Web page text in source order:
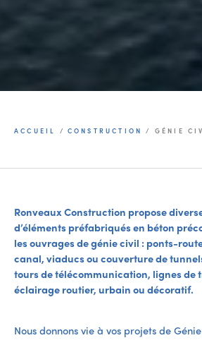
ACCUEIL / CONSTRUCTION / GÉNIE
Ronveaux Construction propose
d’éléments préfabriqués en béton
les ouvrages de génie civil : ponts-
canal, viaducs ou couverture de
tours de télécommunication, lignes de
éclairage routier, urbain ou décoratif.
Nous donnons vie à vos projets de